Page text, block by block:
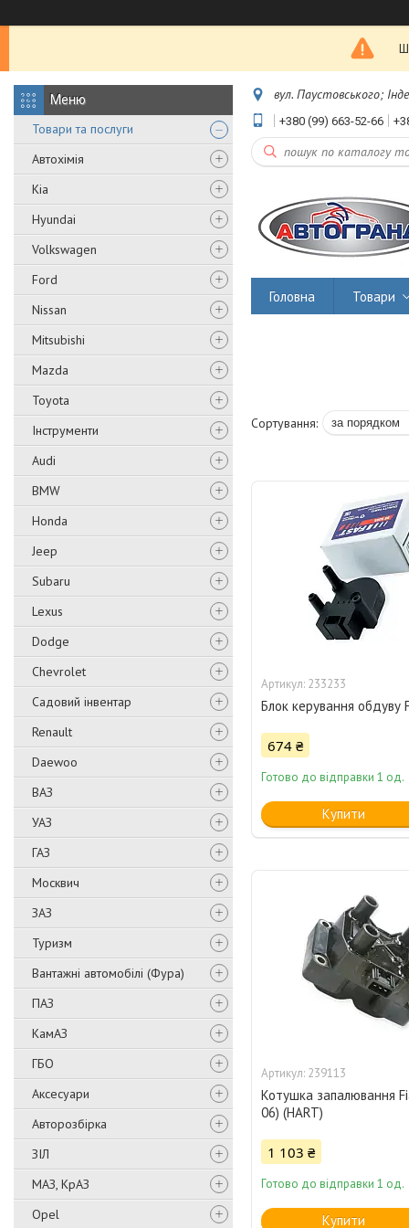
Товари та послуги
Автохімія
Kia
Hyundai
Volkswagen
Ford
Nissan
Mitsubishi
Mazda
Toyota
Інструменти
Audi
BMW
Honda
Jeep
Subaru
Lexus
Dodge
Chevrolet
Садовий інвентар
Renault
Daewoo
ВАЗ
УАЗ
ГАЗ
Москвич
ЗАЗ
Туризм
Вантажні автомобілі (Фура)
ПАЗ
КамАЗ
ГБО
Аксесуари
Авторозбірка
ЗІЛ
МАЗ, КрАЗ
Opel
вул. Паустовського;
+380 (99) 663-52-66
Головна Товари
233233
Блок керування обдуву
674 ₴
Готово до відправки 1 од.
Купити
239113
Котушка запалювання
06) (HART)
1 103 ₴
Готово до відправки 1 од.
Купити